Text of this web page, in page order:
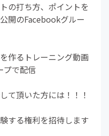
の打ち方、ポイントを
開のFacebookグルー
作るトレーニング動画
プで配信
頂いた方には！！！
る権利を招待します